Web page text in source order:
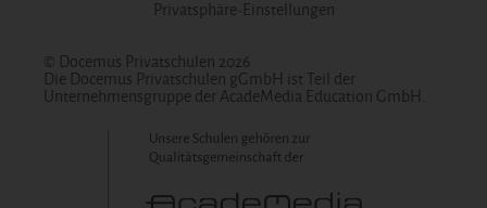
Privatsphäre-Einstellungen
© Docemus Privatschulen 2026
Die Docemus Privatschulen gGmbH ist Teil der
Unternehmensgruppe der AcadeMedia Education GmbH.